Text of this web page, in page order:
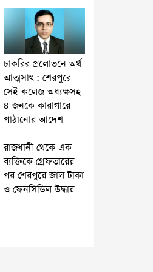
চাকরির প্রলোভনে অর্থ
আত্মসাৎ : শেরপুরে
সেই কলেজ অধ্যক্ষসহ
৪ জনকে কারাগারে
পাঠানোর আদেশ
রাজধানী থেকে এক
ব্যক্তিকে গ্রেফতারের
পর শেরপুরে জাল টাকা
ও ফেনসিডিল উদ্ধার